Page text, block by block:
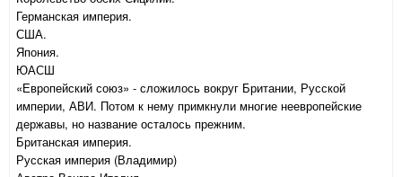
Германская империя.
США.
Япония.
ЮАСШ
«Европейский союз» - сложилось вокруг Британии, Русской
империи, АВИ. Потом к нему примкнули многие неевропейские
державы, но название осталось прежним.
Британская империя.
Русская империя (Владимир)